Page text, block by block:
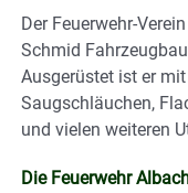
Der Feuerwehr-
Schmid
Ausgerüstet ist er
Saugschläuchen,
und vielen weiteren
Die Feuerwehr